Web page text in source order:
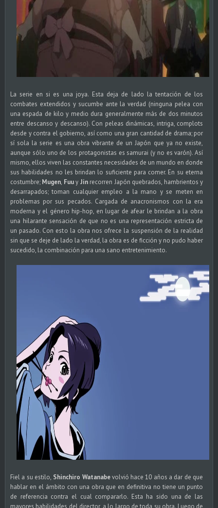
La serie en si es una joya. Esta deja de lado la tentación de los
combates extendidos y sucumbe ante la verdad (ninguna pelea con
una espada de kilo y medio dura generalmente más de dos minutos
entre descanso y descanso). Con peleas dinámicas, intriga, complots
desde y contra el gobierno, así como una gran cantidad de drama; por
sí sola la serie es una obra vibrante de un Japón que ya no existe,
aunque sólo uno de los protagonistas es samurai (y no es varón). Así
mismo, ellos viven las constantes necesidades de un mundo en donde
sus habilidades no les brindan lo suficiente para comer. En su eterna
costumbre; Mugen, Fuuy Jin recorren Japón quebrados, hambrientos y
desarrapados; toman cualquier empleo a la mano y se meten en
problemas por sus pecados. Cargada de anacronismos con la era
moderna y el género hip-hop, en lugar de afear le brindan a la obra
una hilarante sensación de que no es una representación estricta de
un pasado. Con esto la obra nos ofrece la suspensión de la realidad
sin que se deje de lado la verdad, la obra es de ficción y no pudo haber
sucedido, la combinación para una sano entretenimiento.
Fiel a su estilo, Shinchiro Watanabevolvió hace 10 años a dar de que
hablar en el ámbito con una obra que en definitiva no tiene un punto
de referencia contra el cual compararlo. Esta ha sido una de las